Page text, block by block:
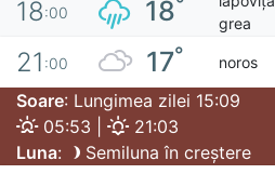
18:00 18
grea
21 :00 17° noros
Soare: Lungimea zilei 15:09
05:53 |
21:03
Luna: Semiluna în creștere